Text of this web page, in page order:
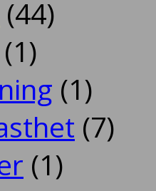
(44)
(1)
(1)
(7)
(1)